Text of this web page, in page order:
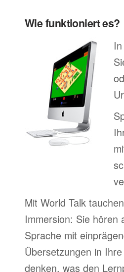
Wie funktioniert es?
Mit World Talk
Immersion: Sie hören
Sprache mit
Übersetzungen in
denken, was den